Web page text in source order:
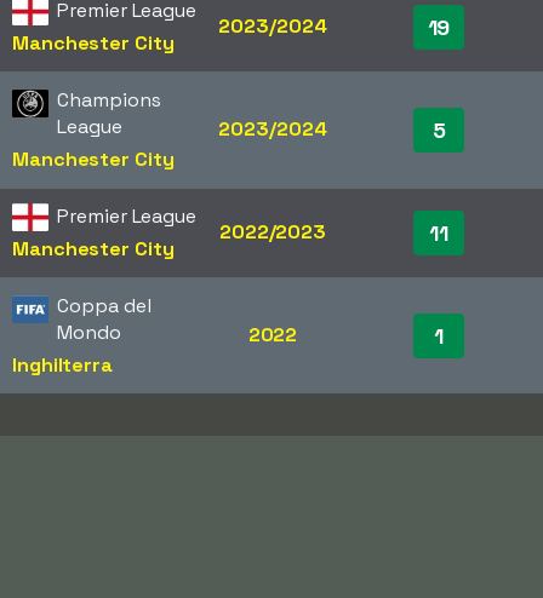
Premier League
Manchester City
2023/2024 19
Champions
League
Manchester City
2023/2024 5
Premier League
Manchester City
2022/2023 11
Coppa del
Mondo
Inghilterra
2022 1